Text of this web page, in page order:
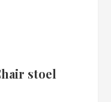
stoel